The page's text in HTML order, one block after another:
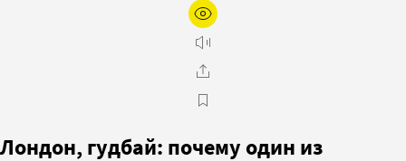
Лондон, гудбай: почему один из